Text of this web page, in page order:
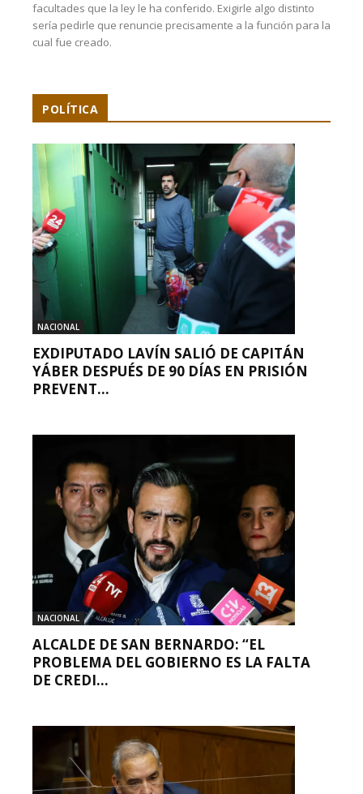
facultades que la ley le ha conferido. Exigirle algo distinto
sería pedirle que renuncie precisamente a la función para la
cual fue creado.
POLÍTICA
NACIONAL
EXDIPUTADO LAVÍN SALIÓ DE CAPITÁN
YÁBER DESPUÉS DE 90 DÍAS EN PRISIÓN
PREVENT...
NACIONAL
ALCALDE DE SAN BERNARDO: “EL
PROBLEMA DEL GOBIERNO ES LA FALTA
DE CREDI...